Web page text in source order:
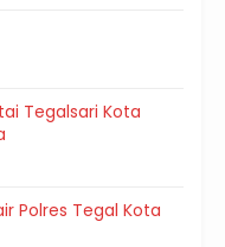
Tegalsari Kota
Polres Tegal Kota